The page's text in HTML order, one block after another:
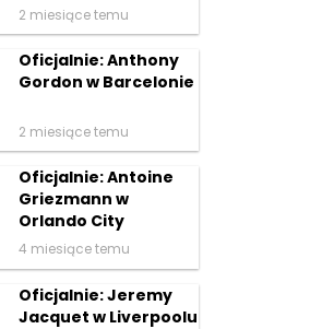
2 miesiące temu
Oficjalnie: Anthony
Gordon w Barcelonie
2 miesiące temu
Oficjalnie: Antoine
Griezmann w
Orlando City
4 miesiące temu
Oficjalnie: Jeremy
Jacquet w Liverpoolu